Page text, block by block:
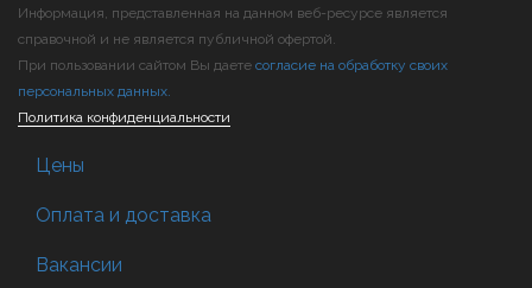
Информация, представленная на данном веб-ресурсе является
справочной и не является публичной офертой.
При пользовании сайтом Вы даете согласие на обработку своих
персональных данных.
Политика конфиденциальности
Цены
Оплата и доставка
Вакансии